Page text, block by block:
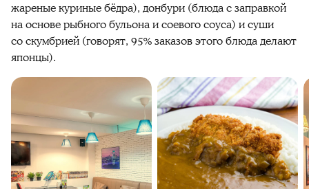
жареные куриные бёдра), донбури (блюда с заправкой
на основе рыбного бульона и соевого соуса) и суши
со скумбрией (говорят, 95% заказов этого блюда делают
японцы).